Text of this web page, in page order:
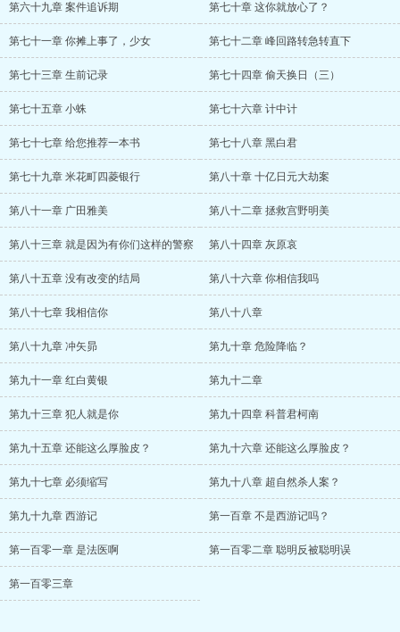
第六十九章 案件追诉期 第七十章 这你就放心了？
第七十一章 你摊上事了，少女 第七十二章 峰回路转急转直下
第七十三章 生前记录 第七十四章 偷天换日（三）
第七十五章 小蛛 第七十六章 计中计
第七十七章 给您推荐一本书 第七十八章 黑白君
第七十九章 米花町四菱银行 第八十章 十亿日元大劫案
第八十一章 广田雅美 第八十二章 拯救宫野明美
第八十三章 就是因为有你们这样的警察 第八十四章 灰原哀
第八十五章 没有改变的结局 第八十六章 你相信我吗
第八十七章 我相信你 第八十八章
第八十九章 冲矢昴 第九十章 危险降临？
第九十一章 红白黄银 第九十二章
第九十三章 犯人就是你 第九十四章 科普君柯南
第九十五章 还能这么厚脸皮？ 第九十六章 还能这么厚脸皮？
第九十七章 必须缩写 第九十八章 超自然杀人案？
第九十九章 西游记 第一百章 不是西游记吗？
第一百零一章 是法医啊 第一百零二章 聪明反被聪明误
第一百零三章